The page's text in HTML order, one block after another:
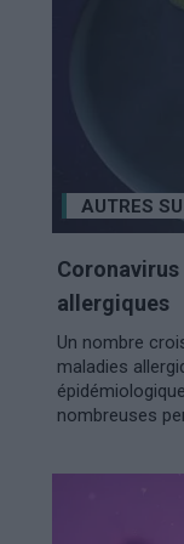
AUTRES
allergiques
Un nombre
maladies
nombreuses